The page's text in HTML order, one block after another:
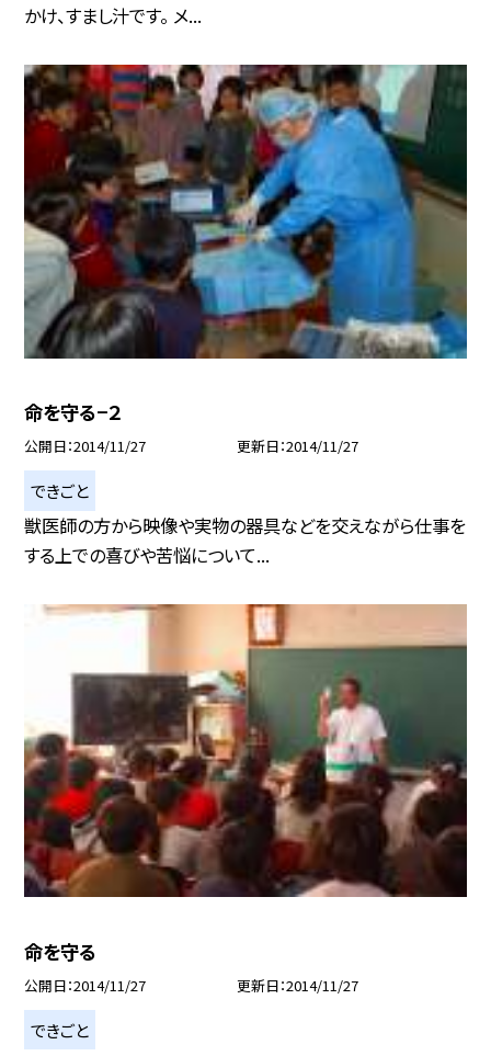
かけ、すまし汁です。 メ...
命を守る−２
公開日 2014/11/27 更新日 2014/11/27
できごと
獣医師の方から映像や実物の器具などを交えながら仕事を
する上での喜びや苦悩について...
命を守る
公開日 2014/11/27 更新日 2014/11/27
できごと